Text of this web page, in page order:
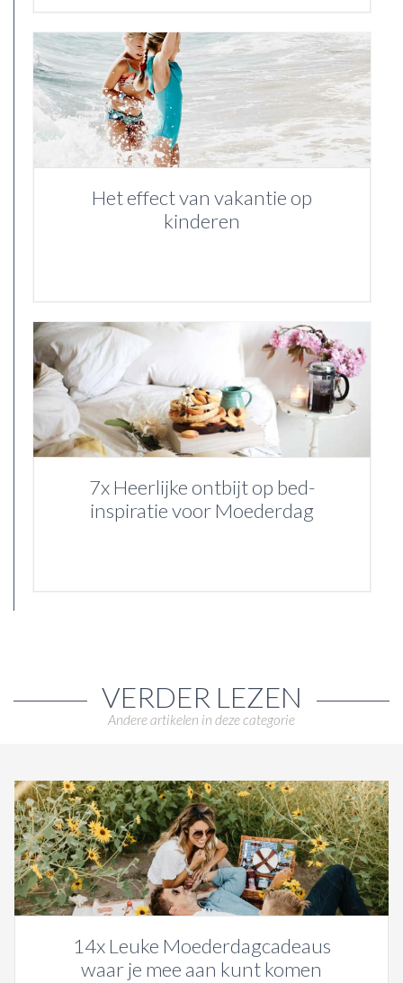
Het effect van vakantie op
kinderen
7x Heerlijke ontbijt op bed-
inspiratie voor Moederdag
VERDER LEZEN
Andere artikelen in deze categorie
14x Leuke Moederdagcadeaus
waar je mee aan kunt komen